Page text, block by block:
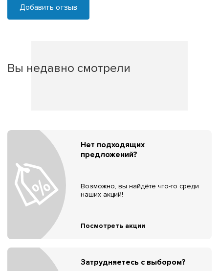
Добавить отзыв
Вы недавно смотрели
Нет подходящих
предложений?
Возможно, вы найдёте что-то среди
наших акций!
Посмотреть акции
Затрудняетесь с выбором?